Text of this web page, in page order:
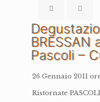
BRESSAN
Pascoli –
26 Gennaio 2011
Ristornate